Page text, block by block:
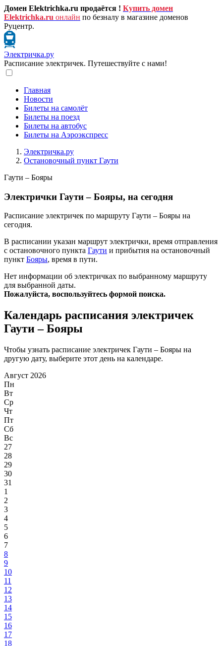
Домен Elektrichka.ru продаётся ! Купить домен
Elektrichka.ru онлайн по безналу в магазине доменов
Руцентр.
Электричка.ру
Расписание электричек. Путешествуйте с нами!
Главная
Новости
Билеты на самолёт
Билеты на поезд
Билеты на автобус
Билеты на Аэроэкспресс
Электричка.ру
Остановочный пункт Гаути
Гаути – Бояры
Электрички Гаути – Бояры, на сегодня
Расписание электричек по маршруту Гаути – Бояры на
сегодня.
В расписании указан маршрут электрички, время отправления
с остановочного пункта Гаути и прибытия на остановочный
пункт Бояры, время в пути.
Нет информации об электричках по выбранному маршруту
для выбранной даты.
Пожалуйста, воспользуйтесь формой поиска.
Календарь расписания электричек
Гаути – Бояры
Чтобы узнать расписание электричек Гаути – Бояры на
другую дату, выберите этот день на календаре.
Август 2026
Пн
Вт
Ср
Чт
Пт
Сб
Вс
27
28
29
30
31
1
2
3
4
5
6
7
8
9
10
11
12
13
14
15
16
17
18